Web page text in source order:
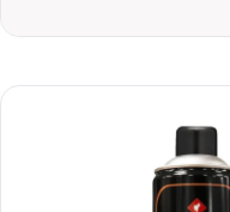
Desengrasante Weldtite Jet